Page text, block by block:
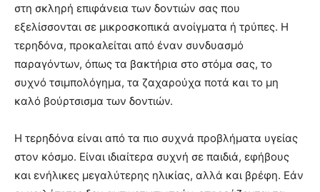
στη σκληρή επιφάνεια των δοντιών σας που
εξελίσσονται σε μικροσκοπικά ανοίγματα ή τρύπες. Η
τερηδόνα, προκαλείται από έναν συνδυασμό
παραγόντων, όπως τα βακτήρια στο στόμα σας, το
συχνό τσιμπολόγημα, τα ζαχαρούχα ποτά και το μη
καλό βούρτσισμα των δοντιών.
Η τερηδόνα είναι από τα πιο συχνά προβλήματα υγείας
στον κόσμο. Είναι ιδιαίτερα συχνή σε παιδιά, εφήβους
και ενήλικες μεγαλύτερης ηλικίας, αλλά και βρέφη. Εάν